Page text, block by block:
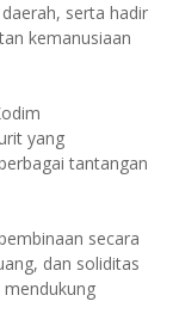
serta hadir
kemanusiaan
yang
tantangan
secara
dan soliditas